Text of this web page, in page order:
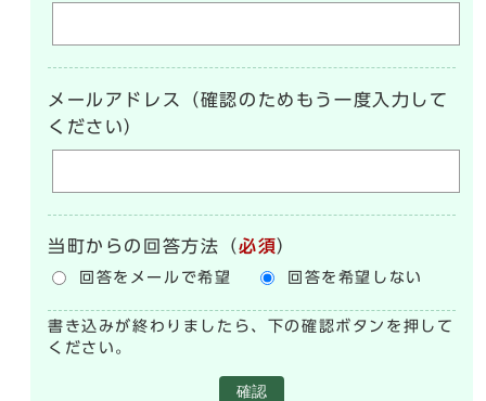
メールアドレス（確認のためもう一度入力して
ください）
当町からの回答方法 （必須）
回答をメールで希望 回答を希望しない
書き込みが終わりましたら、下の確認ボタンを押して
ください。
確認